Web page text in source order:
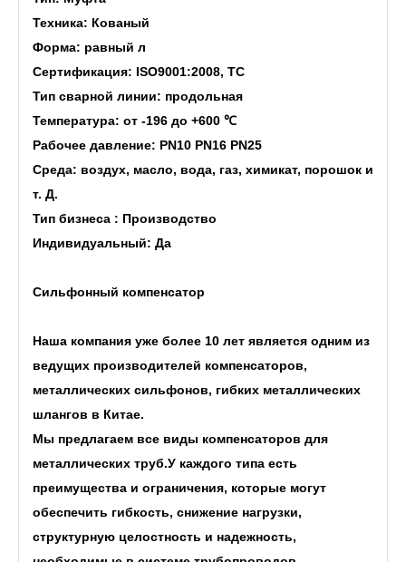
Техника: Кованый
Форма: равный л
Сертификация: ISO9001:2008, ТС
Тип сварной линии: продольная
Температура: от -196 до +600 ℃
Рабочее давление: PN10 PN16 PN25
Среда: воздух, масло, вода, газ, химикат, порошок и
т. Д.
Тип бизнеса : Производство
Индивидуальный: Да
Сильфонный компенсатор
Наша компания уже более 10 лет является одним из
ведущих производителей компенсаторов,
металлических сильфонов, гибких металлических
шлангов в Китае.
Мы предлагаем все виды компенсаторов для
металлических труб.У каждого типа есть
преимущества и ограничения, которые могут
обеспечить гибкость, снижение нагрузки,
структурную целостность и надежность,